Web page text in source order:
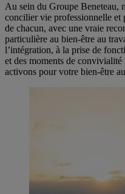
Au sein du Groupe Beneteau,
concilier vie professionnelle et
de chacun, avec une vraie
particulière au bien-être au
l’intégration, à la prise de
et des moments de
activons pour votre bien-être